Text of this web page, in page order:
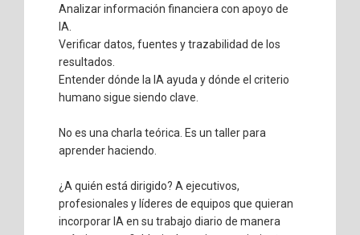
Analizar información financiera con apoyo de
IA.
Verificar datos, fuentes y trazabilidad de los
resultados.
Entender dónde la IA ayuda y dónde el criterio
humano sigue siendo clave.
No es una charla teórica. Es un taller para
aprender haciendo.
¿A quién está dirigido? A ejecutivos,
profesionales y líderes de equipos que quieran
incorporar IA en su trabajo diario de manera